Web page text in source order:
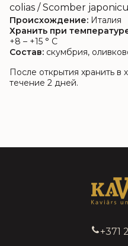
colias / Scomber
Происхождение: Италия
Хранить при
+8 – +15 ° C
Состав: скумбрия,
После открытия хранить в
течение 2 дней.
+371